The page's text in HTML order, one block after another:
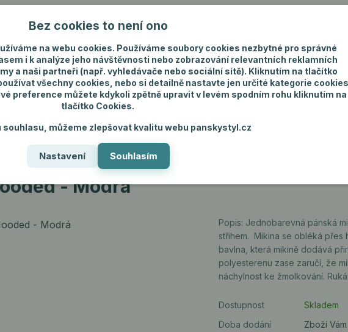
Nevíte si rady? Zavolejte. +420 731 292 460
Hledat
Pánské šperky
- Modrá
Popis: Jednobarevná pánská
střihem. Mikina se obléká přes
bavlna, která mikině dodává
polyesterenu zase zaručí, že
náchylnost ke žmolkování.
Dostupnost
Skladem
Doba dodání
Zboží
Bez cookies to není ono
na webu cookies. Používáme soubory cookies nezbytné pro správné
i k analýze jeho návštěvnosti nebo zobrazování relevantních reklamních
a naši partneři (např. vyhledávače nebo sociální sítě). Kliknutím na tlačítko
všechny cookies, nebo si detailně nastavte jen určité kategorie cookies
preference můžete kdykoli zpětně upravit v levém spodním rohu kliknutím na
tlačítko Cookies.
souhlasu, můžeme zlepšovat kvalitu webu panskystyl.cz
Nastavení Souhlasím